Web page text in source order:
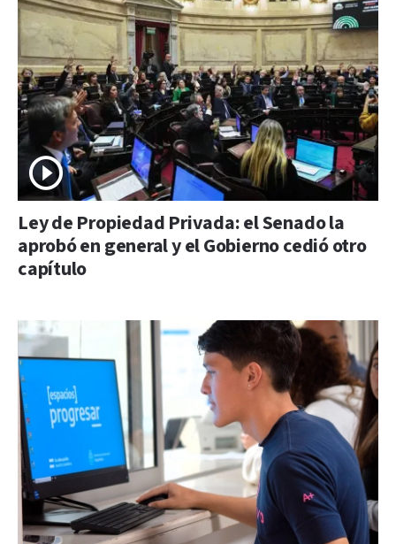
Ley de Propiedad Privada: el Senado la
aprobó en general y el Gobierno cedió otro
capítulo